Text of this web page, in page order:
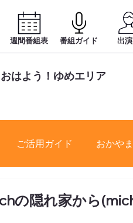
おはよう！ゆめエリア
週間番組表 番組ガイド 出
ご活用ガイド おかや
の隠れ家から